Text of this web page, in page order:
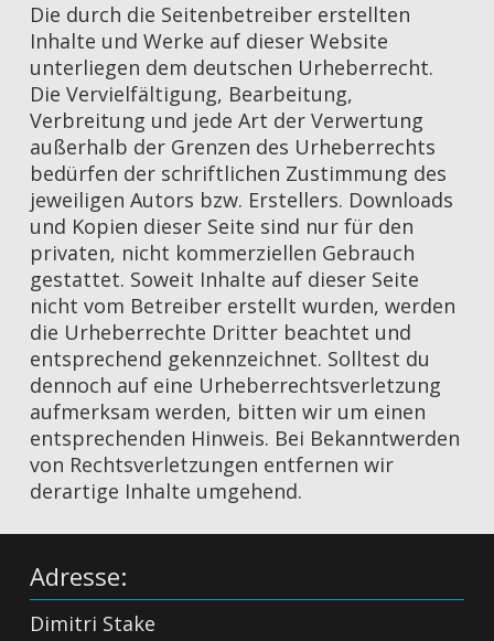
Die durch die Seitenbetreiber erstellten
Inhalte und Werke auf dieser Website
unterliegen dem deutschen Urheberrecht.
Die Vervielfältigung, Bearbeitung,
Verbreitung und jede Art der Verwertung
außerhalb der Grenzen des Urheberrechts
bedürfen der schriftlichen Zustimmung des
jeweiligen Autors bzw. Erstellers. Downloads
und Kopien dieser Seite sind nur für den
privaten, nicht kommerziellen Gebrauch
gestattet. Soweit Inhalte auf dieser Seite
nicht vom Betreiber erstellt wurden, werden
die Urheberrechte Dritter beachtet und
entsprechend gekennzeichnet. Solltest du
dennoch auf eine Urheberrechtsverletzung
aufmerksam werden, bitten wir um einen
entsprechenden Hinweis. Bei Bekanntwerden
von Rechtsverletzungen entfernen wir
derartige Inhalte umgehend.
Adresse:
Dimitri Stake